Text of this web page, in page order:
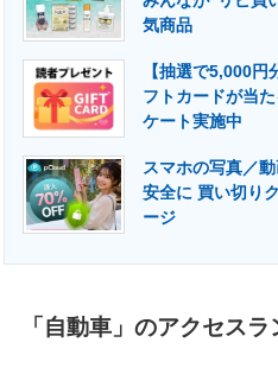
専門メディア 建設×テクノロ
気商品
【抽選で5,000
フトカードが当
ケート実施中
スマホの写真／
安全に 買い切り
ージ
「自動車」のアクセス